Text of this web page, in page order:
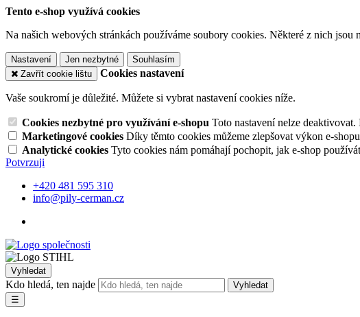
Tento e-shop využívá cookies
Na našich webových stránkách používáme soubory cookies. Některé z nich
Nastavení Jen nezbytné
Souhlasím
Zavřít cookie lištu
Cookies nastavení
Vaše soukromí je důležité. Můžete si vybrat nastavení cookies níže.
Cookies nezbytné pro využívání e-shopu Toto nastavení nelze
Marketingové cookies Díky těmto cookies můžeme zlepšovat výkon e-
Analytické cookies Tyto cookies nám pomáhají pochopit, jak e-shop
Potvrzuji
+420 481 595 310
info@pily-cerman.cz
Vyhledat
Kdo hledá, ten najde
Vyhledat
☰